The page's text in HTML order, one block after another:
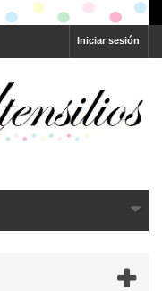
Iniciar sesión